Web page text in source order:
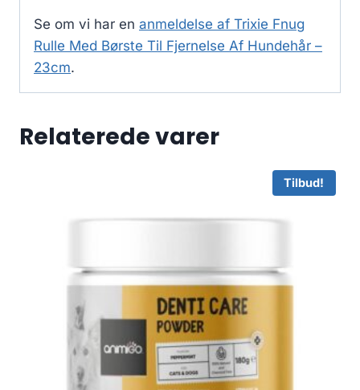
Se om vi har en anmeldelse af Trixie Fnug
Rulle Med Børste Til Fjernelse Af Hundehår –
23cm.
Relaterede varer
Tilbud!